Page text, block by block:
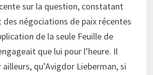
sur la question, constatant
des négociations de paix récentes
de la seule Feuille de
que lui pour l’heure. Il
qu’Avigdor Lieberman, si